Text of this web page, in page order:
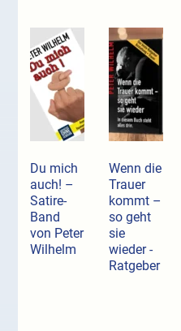
Du mich
auch! –
Satire-
Band
von Peter
Wilhelm
Wenn die
Trauer
kommt –
so geht
sie
wieder -
Ratgeber